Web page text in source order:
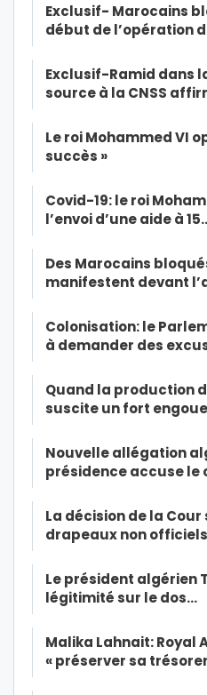
Exclusif- Marocains
début de l’opération
Exclusif-Ramid dans
source à la CNSS
Le roi Mohammed VI
succès »
Covid-19: le roi
l’envoi d’une aide à
Des Marocains
manifestent devant
Colonisation: le
à demander des
Quand la production
suscite un fort
Nouvelle allégation
présidence accuse le
La décision de la
drapeaux non
Le président algérien
légitimité sur le dos…
Malika Lahnait: Royal
« préserver sa